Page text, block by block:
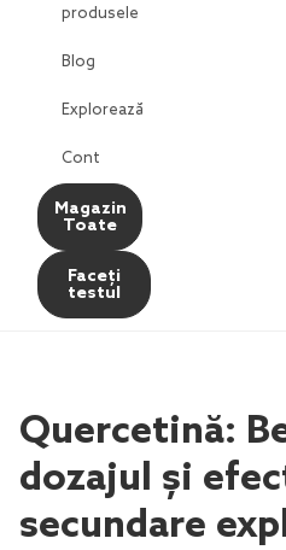
produsele
Blog
Explorează
Cont
Magazin
Toate
Faceți
testul
Quercetină:
dozajul și
secundare